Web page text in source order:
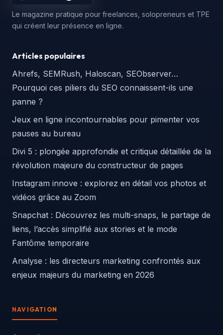
Le magazine pratique pour freelances, solopreneurs et TPE
qui créent leur présence en ligne.
Articles populaires
Ahrefs, SEMRush, Haloscan, SEObserver…
Pourquoi ces piliers du SEO connaissent-ils une
panne ?
Jeux en ligne incontournables pour pimenter vos
pauses au bureau
Divi 5 : plongée approfondie et critique détaillée de la
révolution majeure du constructeur de pages
Instagram innove : explorez en détail vos photos et
vidéos grâce au Zoom
Snapchat : Découvrez les multi-snaps, le partage de
liens, l’accès simplifié aux stories et le mode
Fantôme temporaire
Analyse : les directeurs marketing confrontés aux
enjeux majeurs du marketing en 2026
NAVIGATION